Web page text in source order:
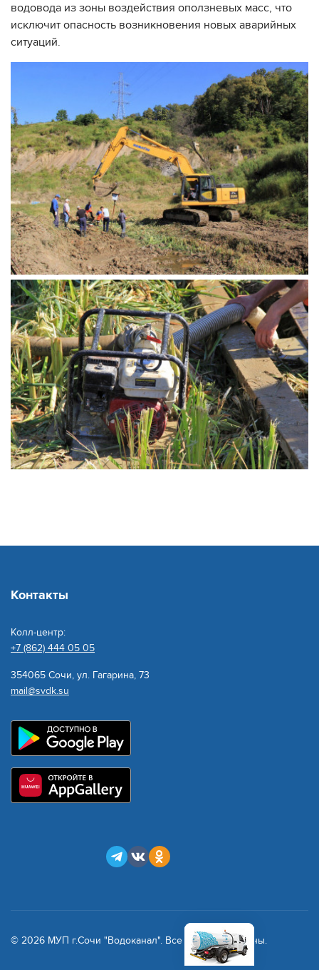
водовода из зоны воздействия оползневых масс, что
исключит опасность возникновения новых аварийных
ситуаций.
Контакты
Колл-центр:
+7 (862) 444 05 05
354065 Сочи, ул. Гагарина, 73
mail@svdk.su
© 2026 МУП г.Сочи "Водоканал". Все права защищены.